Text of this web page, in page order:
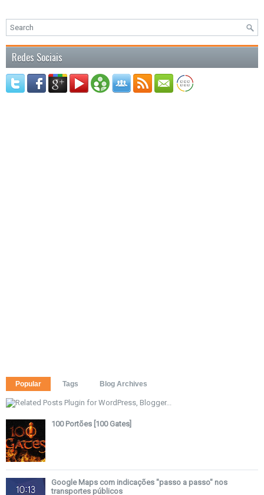
Redes Sociais
Popular Tags Blog Archives
100 Portões [100 Gates]
Google Maps com indicações "passo a passo" nos
transportes públicos